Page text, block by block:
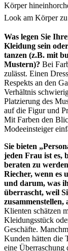
Körper
Look am Körper zu
Was legen Sie
Kleidung sein
tanzen (z.B. mit
Mustern)? Bei
zulässt. Einen
Respekts an den
Verhältnis
Platzierung des
auf die Figur und
Mit Farben den
Modeeinsteiger
Sie bieten
jeden Frau ist es,
beraten zu
Riecher, wenn es
und darum, was
überrascht, weil
zusammenstellen,
Klienten schätzen
Kleidungsstück
Geschäfte.
Kunden hätten die
eine Überraschung